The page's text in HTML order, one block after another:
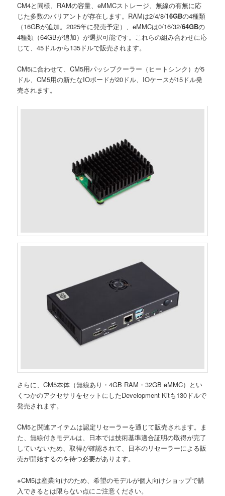
CM4と同様、RAMの容量、eMMCストレージ、無線の有無に応
じた多数のバリアントが存在します。RAMは2/4/8/16GBの4種類
（16GBが追加。2025年に発売予定）、eMMCは0/16/32/64GBの
4種類（64GBが追加）が選択可能です。これらの組み合わせに応
じて、45ドルから135ドルで販売されます。
CM5に合わせて、CM5用パッシブクーラー（ヒートシンク）が5
ドル、CM5用の新たなIOボードが20ドル、IOケースが15ドル発
売されます。
さらに、CM5本体（無線あり・4GB RAM・32GB eMMC）とい
くつかのアクセサリをセットにしたDevelopment Kitも130ドルで
発売されます。
CM5と関連アイテムは認定リセーラーを通じて販売されます。ま
た、無線付きモデルは、日本では技術基準適合証明の取得が完了
していないため、取得が確認されて、日本のリセーラーによる販
売が開始するのを待つ必要があります。
※CM5は産業向けのため、希望のモデルが個人向けショップで購
入できるとは限らない点にご注意ください。